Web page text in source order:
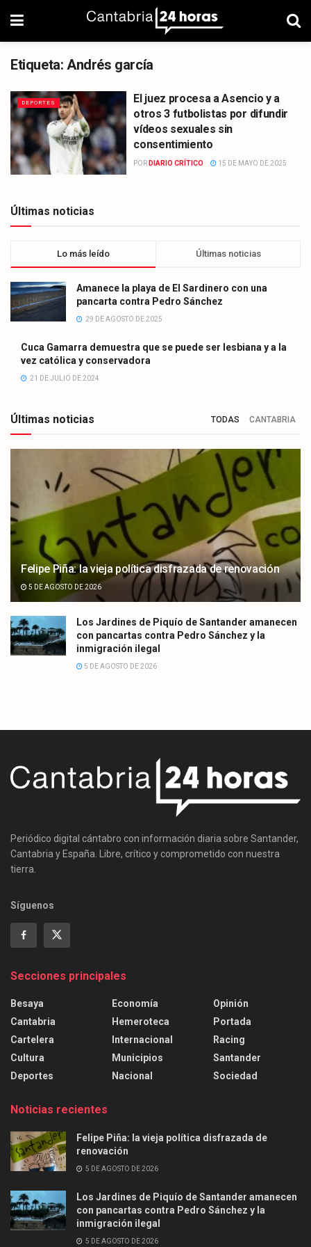
Etiqueta: Andrés garcía
DEPORTES
El juez procesa a Asencio y a
otros 3 futbolistas por difundir
vídeos sexuales sin
consentimiento
POR DIARIO CRÍTICO 15 DE MAYO DE 2025
Últimas noticias
Lo más leído Últimas noticias
Amanece la playa de El Sardinero con una
pancarta contra Pedro Sánchez
29 DE AGOSTO DE 2025
Cuca Gamarra demuestra que se puede ser lesbiana y a la
vez católica y conservadora
21 DE JULIO DE 2024
Últimas noticias TODAS CANTABRIA
Felipe Piña: la vieja política disfrazada de renovación
5 DE AGOSTO DE 2026
Los Jardines de Piquío de Santander amanecen
con pancartas contra Pedro Sánchez y la
inmigración ilegal
5 DE AGOSTO DE 2026
Periódico digital cántabro con información diaria sobre Santander,
Cantabria y España. Libre, crítico y comprometido con nuestra
tierra.
Síguenos
Secciones principales
Besaya
Cantabria
Cartelera
Cultura
Deportes
Economía
Hemeroteca
Internacional
Municipios
Nacional
Opinión
Portada
Racing
Santander
Sociedad
Noticias recientes
Felipe Piña: la vieja política disfrazada de
renovación
5 DE AGOSTO DE 2026
Los Jardines de Piquío de Santander amanecen
con pancartas contra Pedro Sánchez y la
inmigración ilegal
5 DE AGOSTO DE 2026